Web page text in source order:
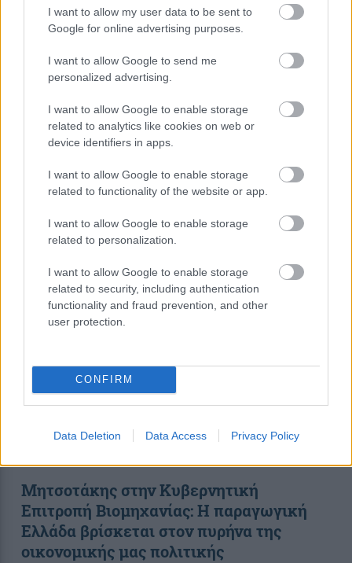
I want to allow my user data to be sent to
Google for online advertising purposes.
I want to allow Google to send me
personalized advertising.
I want to allow Google to enable storage
related to analytics like cookies on web or
device identifiers in apps.
I want to allow Google to enable storage
related to functionality of the website or app.
I want to allow Google to enable storage
related to personalization.
I want to allow Google to enable storage
related to security, including authentication
functionality and fraud prevention, and other
user protection.
CONFIRM
Data Deletion Data Access Privacy Policy
αποκαλύπτει ότι ο Άρης είχε
περισσότερο νερό από όσο πιστεύαμε
περισσότερα
Μητσοτάκης στην Κυβερνητική
Επιτροπή Βιομηχανίας: Η παραγωγική
Ελλάδα βρίσκεται στον πυρήνα της
οικονομικής μας πολιτικής